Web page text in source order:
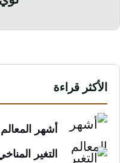
الأكثر قراءة
أشهر
التغير